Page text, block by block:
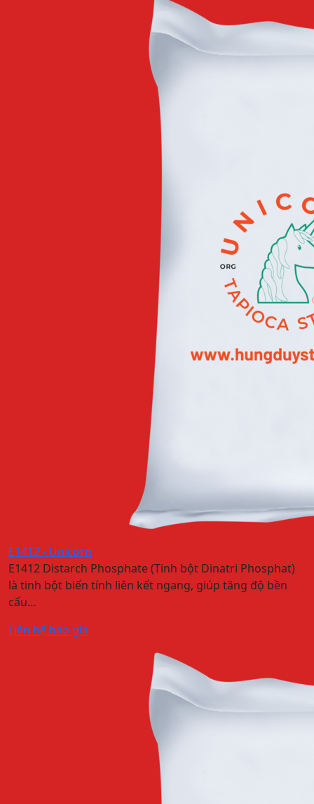
E1412 - Unicorn
E1412 Distarch Phosphate (Tinh bột Dinatri Phosphat)
là tinh bột biến tính liên kết ngang, giúp tăng độ bền
cấu…
Liên hệ báo giá